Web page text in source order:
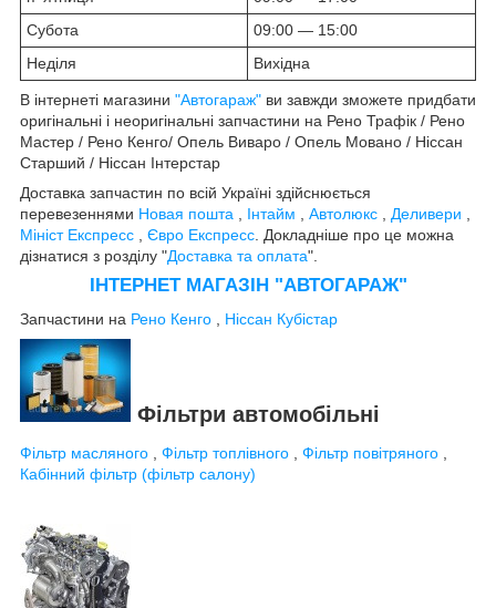
Субота
09:00 — 15:00
Неділя
Вихідна
В інтернеті магазини "Автогараж" ви завжди зможете придбати
оригінальні і неоригінальні запчастини на Рено Трафік / Рено
Мастер / Рено Кенго/ Опель Виваро / Опель Мовано / Ніссан
Старший / Ніссан Інтерстар
Доставка запчастин по всій Україні здійснюється
перевезеннями Новая пошта Інтайм Автолюкс Деливери
Мініст Експресс
Євро Експресс . Докладніше про це можна
дізнатися з розділу "Доставка та оплата".
ІНТЕРНЕТ МАГАЗІН "АВТОГАРАЖ"
Запчастини на Рено Кенго Ніссан Кубістар
Фільтри автомобільні
Фільтр масляного , Фільтр топлівного , Фільтр повітряного ,
Кабінний фільтр (фільтр салону)